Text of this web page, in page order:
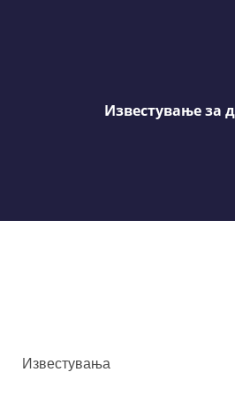
Известување за
Известувања